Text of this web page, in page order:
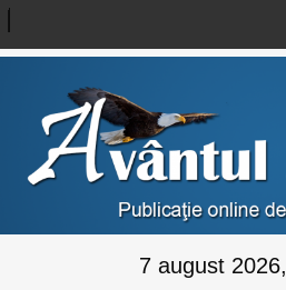
7 august